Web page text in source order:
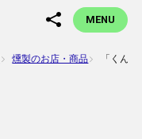
MENU
燻製のお店・商品 「くん